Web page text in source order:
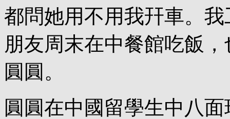
都問她用不用我幵車。
朋友周末在中餐館吃飯
圓圓。
圓圓在中國留學生中八